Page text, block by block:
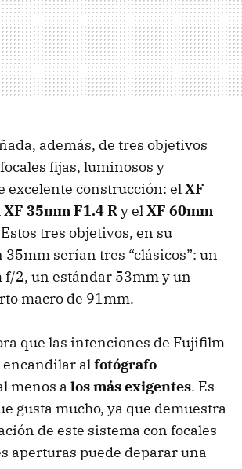
además, de tres objetivos
fijas, luminosos y
excelente construcción: elXF
XF 35mm F1.4 Ry elXF 60mm
tres objetivos, en su
serían tres “clásicos”: un
f/2, un estándar 53mm y un
macro de 91mm.
que las intenciones de Fujifilm
encandilar alfotógrafo
menos a los más exigentes. Es
gusta mucho, ya que demuestra
de este sistema con focales
aperturas puede deparar una